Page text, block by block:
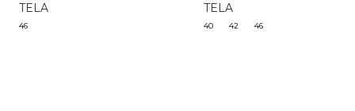
TELA
46
TELA
40 42 46